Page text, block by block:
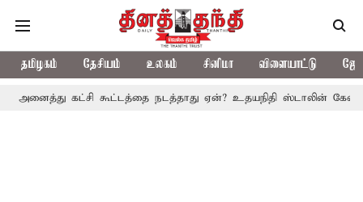
தமிழகம் தேசியம் உலகம் சினிமா விளையாட்டு
கட்சி கூட்டத்தை நடத்தாது ஏன்? உதயநிதி ஸ்டாலின் கேள்வி